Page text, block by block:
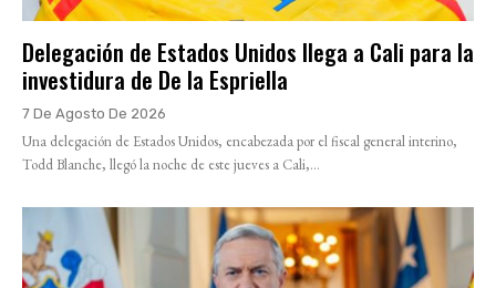
Delegación de Estados Unidos llega a Cali para la
investidura de De la Espriella
7 De Agosto De 2026
Una delegación de Estados Unidos, encabezada por el fiscal general interino,
Todd Blanche, llegó la noche de este jueves a Cali,...